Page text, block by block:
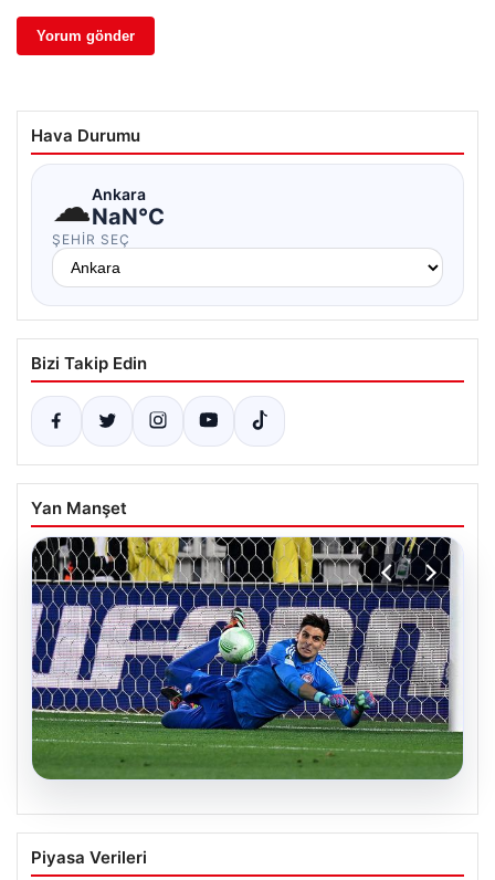
Hava Durumu
☁Ankara
NaN°C
ŞEHIR SEÇ
Bizi Takip Edin
Yan Manşet
05.08.2026
Acun Ilıcalı’nın Hull City’e Yaptığı Tarihi
Transfer Hareketi
Piyasa Verileri